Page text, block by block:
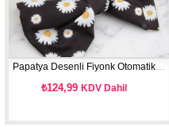
Papatya Desenli Fiyonk Otomatik Toka
₺124,99KDV Dahil